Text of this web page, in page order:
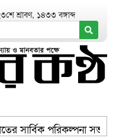
শ্রাবণ, ১৪৩৩ বঙ্গাব্দ
সার্বিক পরিকল্পনা সভায়